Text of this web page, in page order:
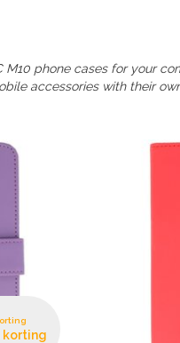
phone cases for your
accessories with their
korting